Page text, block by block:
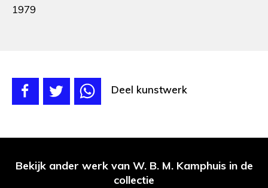
1979
Deel kunstwerk
Bekijk ander werk van W. B. M. Kamphuis in de
collectie